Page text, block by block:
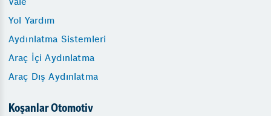
Yol Yardım
Aydınlatma Sistemleri
Araç İçi Aydınlatma
Araç Dış Aydınlatma
Koşanlar Otomotiv